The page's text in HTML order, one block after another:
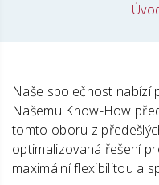
Naše společnost nabízí
Našemu Know-How
tomto oboru z
optimalizovaná řešení
maximální flexibilitou a